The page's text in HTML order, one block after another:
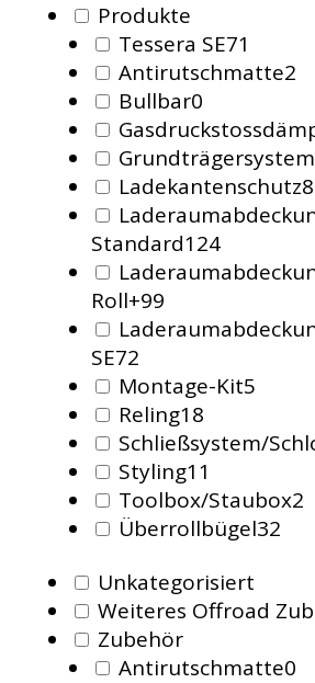
Produkte
Tessera SE71
Antirutschmatte2
Bullbar0
Grundträgersystem
Ladekantenschutz8
Standard124
Roll+99
SE72
Montage-Kit5
Reling18
Schließsystem/
Styling11
Toolbox/Staubox2
Überrollbügel32
Unkategorisiert
Weiteres Offroad
Zubehör
Antirutschmatte0